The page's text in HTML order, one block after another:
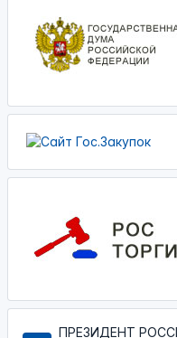
ПРЕЗИДЕНТ